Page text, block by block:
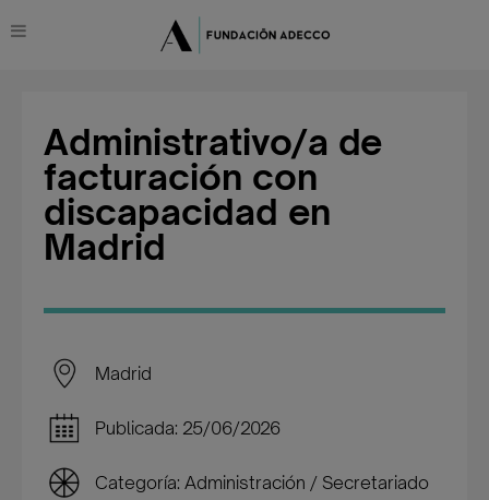
Administrativo/a de
facturación con
discapacidad en
Madrid
Madrid
Publicada: 25/06/2026
Categoría: Administración / Secretariado